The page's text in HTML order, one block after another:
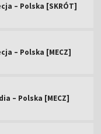
– Polska [SKRÓT]
– Polska [MECZ]
– Polska [MECZ]